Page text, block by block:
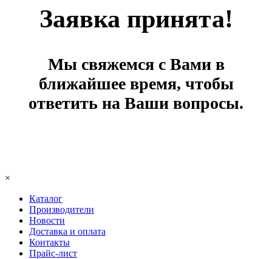
Заявка принята!
Мы свяжемся с Вами в
ближайшее время, чтобы
ответить на Ваши вопросы.
×
Каталог
Производители
Новости
Доставка и оплата
Контакты
Прайс-лист